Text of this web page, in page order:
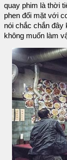
quay phim là thời
phen đối mặt với
nói chắc chắn đây
không muốn làm